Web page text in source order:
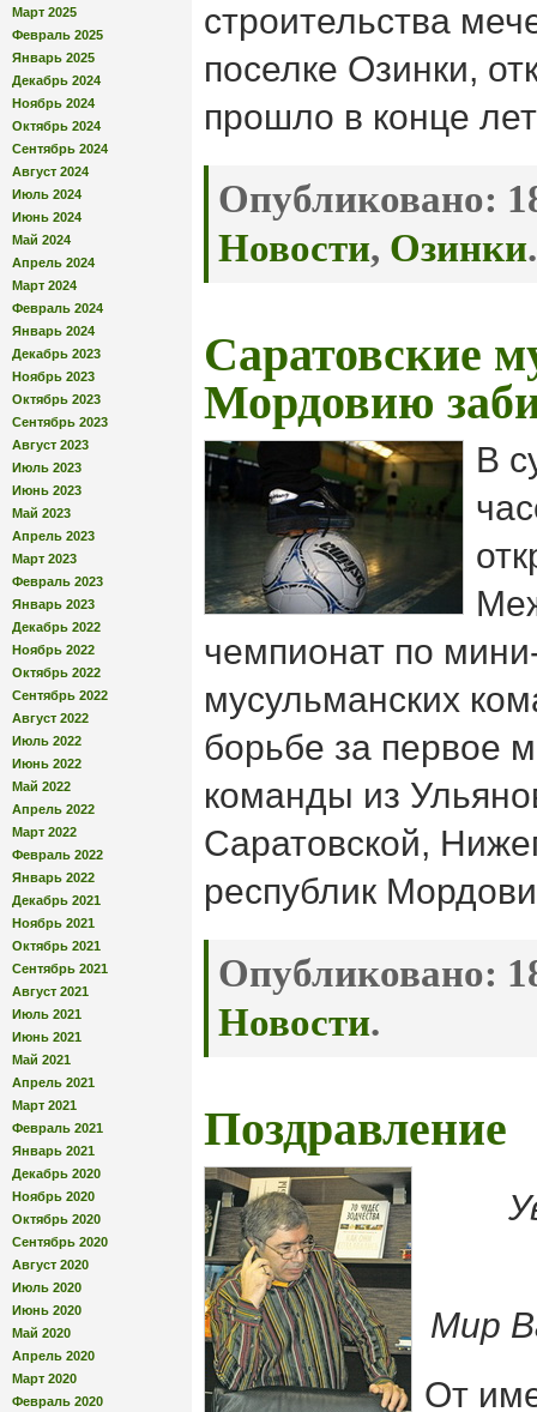
Март 2025
Февраль 2025
Январь 2025
Декабрь 2024
Ноябрь 2024
Октябрь 2024
Сентябрь 2024
Август 2024
Июль 2024
Июнь 2024
Май 2024
Апрель 2024
Март 2024
Февраль 2024
Январь 2024
Декабрь 2023
Ноябрь 2023
Октябрь 2023
Сентябрь 2023
Август 2023
Июль 2023
Июнь 2023
Май 2023
Апрель 2023
Март 2023
Февраль 2023
Январь 2023
Декабрь 2022
Ноябрь 2022
Октябрь 2022
Сентябрь 2022
Август 2022
Июль 2022
Июнь 2022
Май 2022
Апрель 2022
Март 2022
Февраль 2022
Январь 2022
Декабрь 2021
Ноябрь 2021
Октябрь 2021
Сентябрь 2021
Август 2021
Июль 2021
Июнь 2021
Май 2021
Апрель 2021
Март 2021
Февраль 2021
Январь 2021
Декабрь 2020
Ноябрь 2020
Октябрь 2020
Сентябрь 2020
Август 2020
Июль 2020
Июнь 2020
Май 2020
Апрель 2020
Март 2020
Февраль 2020
строительства
поселке Озинки,
прошло в конце
Опубликовано:
Новости, Озинки.
Саратовские
Мордовию
В
чемпионат по
мусульманских
борьбе за первое
команды из
Саратовской,
республик
Опубликовано:
Новости.
Поздравление
Мир
От